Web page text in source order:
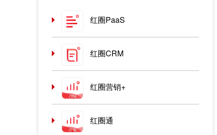
红圈PaaS
红圈CRM
红圈营销+
红圈通